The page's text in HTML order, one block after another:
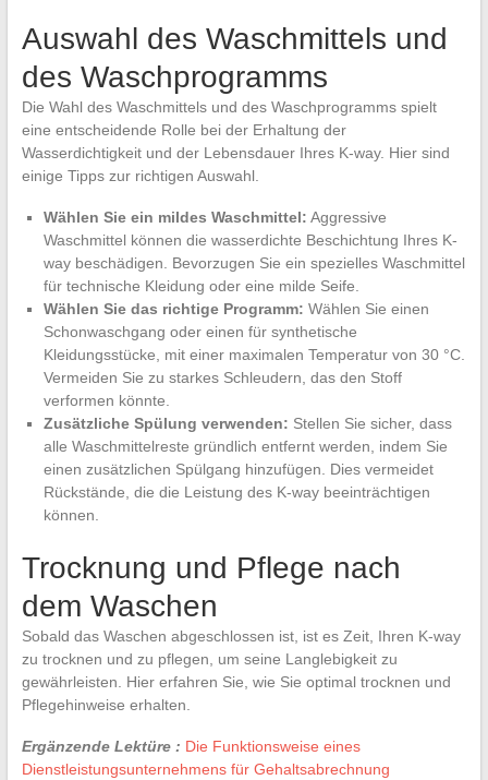
Auswahl des Waschmittels und
des Waschprogramms
Die Wahl des Waschmittels und des Waschprogramms spielt
eine entscheidende Rolle bei der Erhaltung der
Wasserdichtigkeit und der Lebensdauer Ihres K-way. Hier sind
einige Tipps zur richtigen Auswahl.
Wählen Sie ein mildes Waschmittel: Aggressive
Waschmittel können die wasserdichte Beschichtung Ihres K-
way beschädigen. Bevorzugen Sie ein spezielles Waschmittel
für technische Kleidung oder eine milde Seife.
Wählen Sie das richtige Programm: Wählen Sie einen
Schonwaschgang oder einen für synthetische
Kleidungsstücke, mit einer maximalen Temperatur von 30 °C.
Vermeiden Sie zu starkes Schleudern, das den Stoff
verformen könnte.
Zusätzliche Spülung verwenden: Stellen Sie sicher, dass
alle Waschmittelreste gründlich entfernt werden, indem Sie
einen zusätzlichen Spülgang hinzufügen. Dies vermeidet
Rückstände, die die Leistung des K-way beeinträchtigen
können.
Trocknung und Pflege nach
dem Waschen
Sobald das Waschen abgeschlossen ist, ist es Zeit, Ihren K-way
zu trocknen und zu pflegen, um seine Langlebigkeit zu
gewährleisten. Hier erfahren Sie, wie Sie optimal trocknen und
Pflegehinweise erhalten.
Ergänzende Lektüre : Die Funktionsweise eines
Dienstleistungsunternehmens für Gehaltsabrechnung